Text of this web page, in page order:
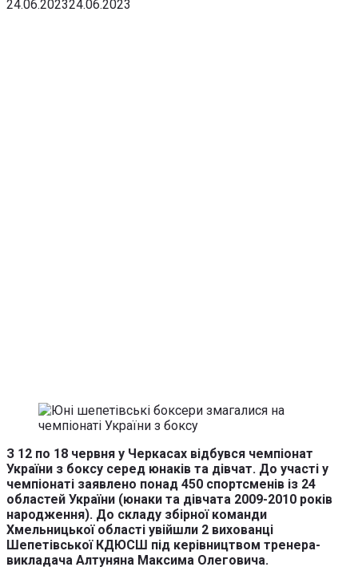
24.06.202324.06.2023
З 12 по 18 червня у Черкасах відбувся чемпіонат
України з боксу серед юнаків та дівчат. До участі у
чемпіонаті заявлено понад 450 спортсменів із 24
областей України (юнаки та дівчата 2009-2010 років
народження). До складу збірної команди
Хмельницької області увійшли 2 вихованці
Шепетівської КДЮСШ під керівництвом тренера-
викладача Алтуняна Максима Олеговича.